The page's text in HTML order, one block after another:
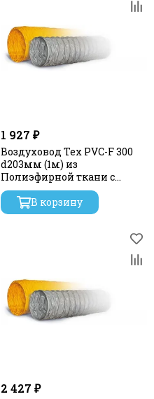
1 927 ₽
Воздуховод Tex PVC-F 300
d203мм (1м) из
Полиэфирной ткани с
пропиткой ПВХ
В корзину
2 427 ₽